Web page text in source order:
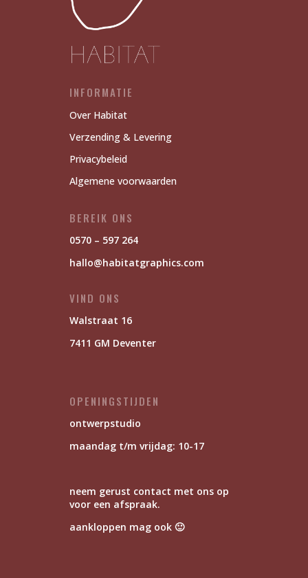
INFORMATIE
Over Habitat
Verzending & Levering
Privacybeleid
Algemene voorwaarden
BEREIK ONS
0570 – 597 264
hallo@habitatgraphics.com
VIND ONS
Walstraat 16
7411 GM Deventer
OPENINGSTIJDEN
ontwerpstudio
maandag t/m vrijdag: 10-17
neem gerust contact met ons op
voor een afspraak.
aankloppen mag ook 🙂